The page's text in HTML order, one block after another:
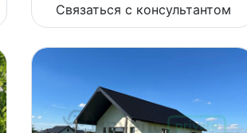
Связаться с консультантом